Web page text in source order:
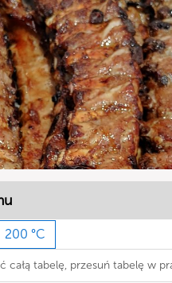
200 °C
całą tabelę, przesuń tabelę w